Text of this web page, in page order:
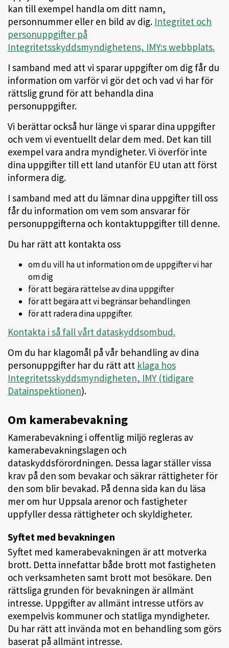
kan till exempel handla om ditt namn,
personnummer eller en bild av dig. Integritet och
personuppgifter på
Integritetsskyddsmyndighetens, IMY:s webbplats.
I samband med att vi sparar uppgifter om dig får du
information om varför vi gör det och vad vi har för
rättslig grund för att behandla dina
personuppgifter.
Vi berättar också hur länge vi sparar dina uppgifter
och vem vi eventuellt delar dem med. Det kan till
exempel vara andra myndigheter. Vi överför inte
dina uppgifter till ett land utanför EU utan att först
informera dig.
I samband med att du lämnar dina uppgifter till oss
får du information om vem som ansvarar för
personuppgifterna och kontaktuppgifter till denne.
Du har rätt att kontakta oss
om du vill ha ut information om de uppgifter vi har
om dig
för att begära rättelse av dina uppgifter
för att begära att vi begränsar behandlingen
för att radera dina uppgifter.
Kontakta i så fall vårt dataskyddsombud.
Om du har klagomål på vår behandling av dina
personuppgifter har du rätt att klaga hos
Integritetsskyddsmyndigheten, IMY (tidigare
Datainspektionen).
Om kamerabevakning
Kamerabevakning i offentlig miljö regleras av
kamerabevakningslagen och
dataskyddsförordningen. Dessa lagar ställer vissa
krav på den som bevakar och säkrar rättigheter för
den som blir bevakad. På denna sida kan du läsa
mer om hur Uppsala arenor och fastigheter
uppfyller dessa rättigheter och skyldigheter.
Syftet med bevakningen
Syftet med kamerabevakningen är att motverka
brott. Detta innefattar både brott mot fastigheten
och verksamheten samt brott mot besökare. Den
rättsliga grunden för bevakningen är allmänt
intresse. Uppgifter av allmänt intresse utförs av
exempelvis kommuner och statliga myndigheter.
Du har rätt att invända mot en behandling som görs
baserat på allmänt intresse.